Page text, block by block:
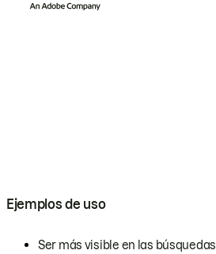
Ejemplos de uso
Ser más visible en las búsquedas